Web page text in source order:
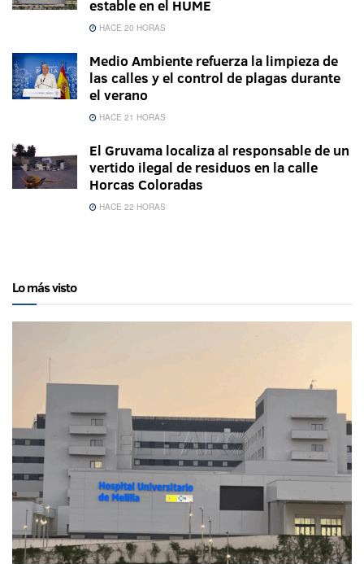
estable en el HUME
HACE 20 HORAS
Medio Ambiente refuerza la limpieza de
las calles y el control de plagas durante
el verano
HACE 21 HORAS
El Gruvama localiza al responsable de un
vertido ilegal de residuos en la calle
Horcas Coloradas
HACE 22 HORAS
Lo más visto